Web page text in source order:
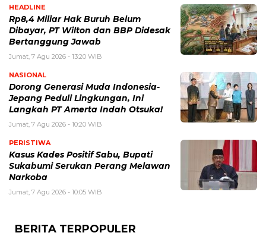
HEADLINE
Rp8,4 Miliar Hak Buruh Belum
Dibayar, PT Wilton dan BBP Didesak
Bertanggung Jawab
Jumat, 7 Agu 2026 - 13:20 WIB
NASIONAL
Dorong Generasi Muda Indonesia-
Jepang Peduli Lingkungan, Ini
Langkah PT Amerta Indah Otsuka!
Jumat, 7 Agu 2026 - 10:20 WIB
PERISTIWA
Kasus Kades Positif Sabu, Bupati
Sukabumi Serukan Perang Melawan
Narkoba
Jumat, 7 Agu 2026 - 10:05 WIB
BERITA TERPOPULER